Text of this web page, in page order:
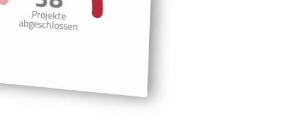
Projekte
abgeschlossen